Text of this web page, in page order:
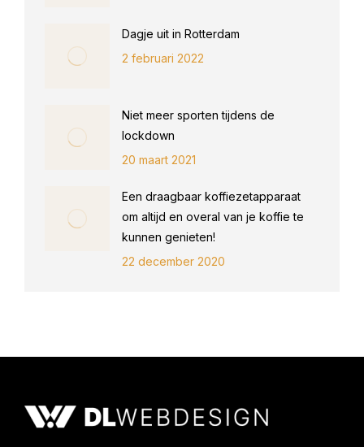
Dagje uit in Rotterdam
2 februari 2022
Niet meer sporten tijdens de
lockdown
20 maart 2021
Een draagbaar koffiezetapparaat
om altijd en overal van je koffie te
kunnen genieten!
22 december 2020